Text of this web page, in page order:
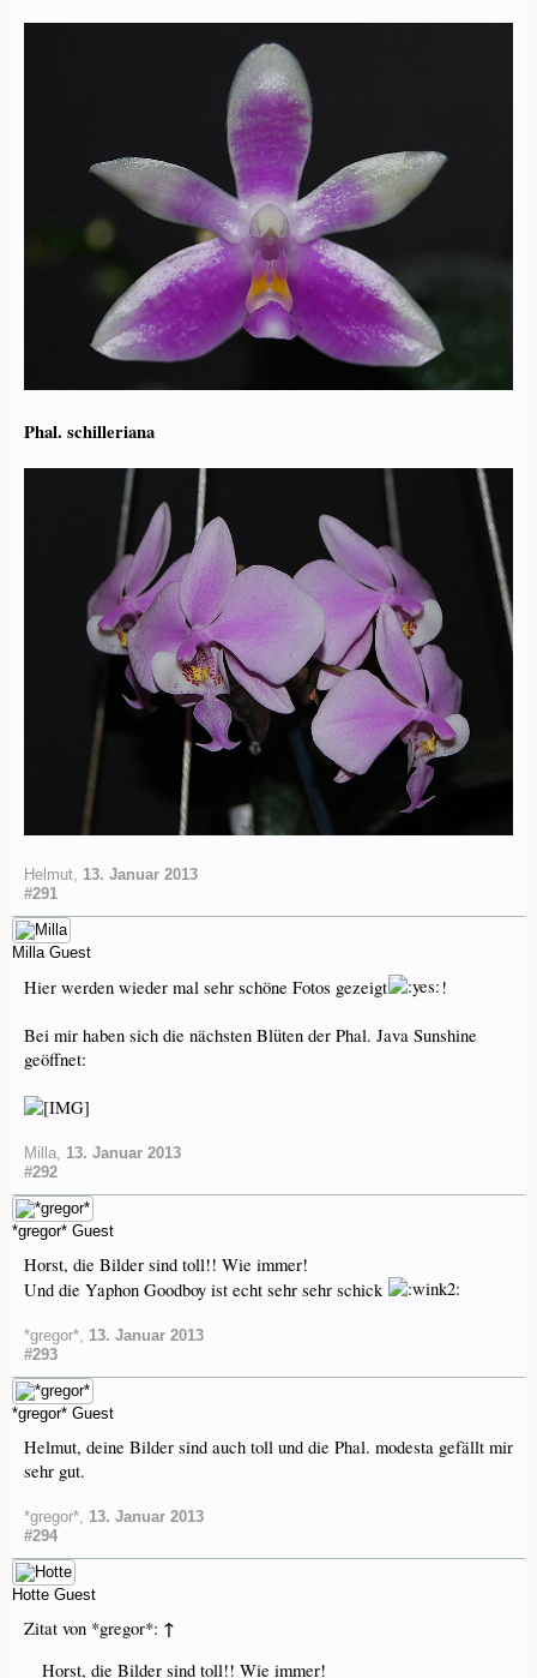
Phal. schilleriana
Helmut, 13. Januar 2013
#291
Milla Guest
Hier werden wieder mal sehr schöne Fotos gezeigt !
Bei mir haben sich die nächsten Blüten der Phal. Java Sunshine
geöffnet:
Milla, 13. Januar 2013
#292
*gregor* Guest
Horst, die Bilder sind toll!! Wie immer!
Und die Yaphon Goodboy ist echt sehr sehr schick
*gregor*, 13. Januar 2013
#293
*gregor* Guest
Helmut, deine Bilder sind auch toll und die Phal. modesta gefällt mir
sehr gut.
*gregor*, 13. Januar 2013
#294
Hotte Guest
Zitat von *gregor*: ↑
Horst, die Bilder sind toll!! Wie immer!